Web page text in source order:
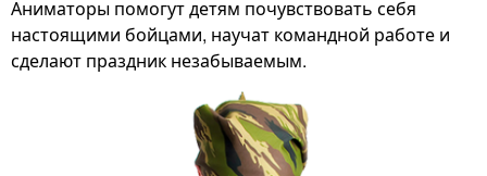
Аниматоры помогут детям почувствовать себя
настоящими бойцами, научат командной работе и
сделают праздник незабываемым.